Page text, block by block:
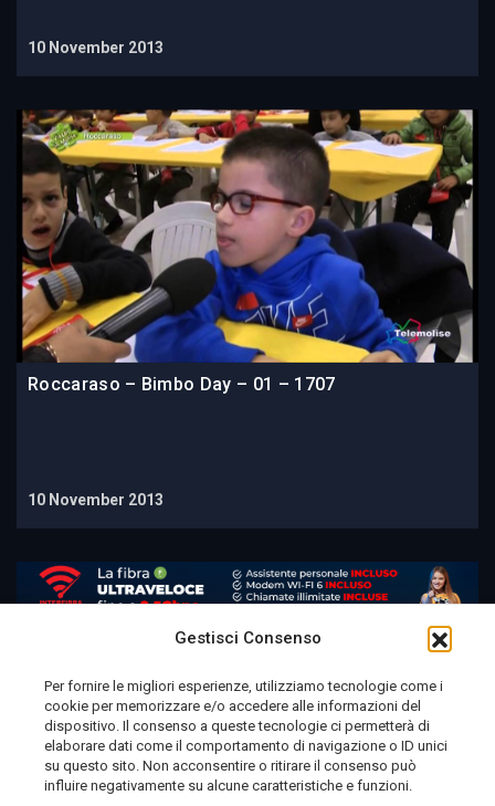
Gestisci Consenso
Per fornire le migliori esperienze, utilizziamo tecnologie come i
cookie per memorizzare e/o accedere alle informazioni del
dispositivo. Il consenso a queste tecnologie ci permetterà di
elaborare dati come il comportamento di navigazione o ID unici
su questo sito. Non acconsentire o ritirare il consenso può
influire negativamente su alcune caratteristiche e funzioni.
10 November 2013
Roccaraso – Bimbo Day – 01 – 1707
10 November 2013
Telemolise - reg. Tribunale di Campobasso n. 133 del
10/08/1982 - Direttore Responsabile:MANUELA
PETESCIA